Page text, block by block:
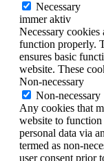
Necessary
immer aktiv
Necessary cookies
function properly.
ensures basic
website. These
Non-necessary
Non-necessary
Any cookies that
website to
personal data via
termed as non-
user consent prior